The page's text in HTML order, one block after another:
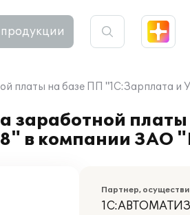
платы на базе ПП "1С:Зарплата
заработной
в компании ЗАО
Партнер,